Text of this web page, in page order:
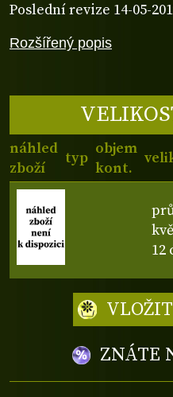
Rozšířený popis
Poslední revize 14-05-
náhled
zboží
typ
objem
kont.
12
ZNÁTE